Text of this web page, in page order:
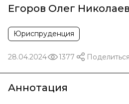
Егоров Олег
Юриспруденция
28.04.2024 1377 Поделиться
Аннотация